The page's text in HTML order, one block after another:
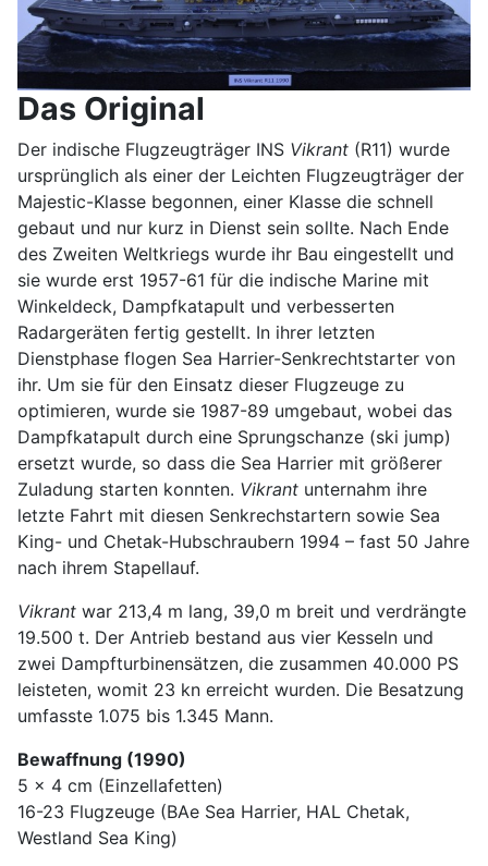
Das Original
Der indische Flugzeugträger INS Vikrant (R11) wurde
ursprünglich als einer der Leichten Flugzeugträger der
Majestic-Klasse begonnen, einer Klasse die schnell
gebaut und nur kurz in Dienst sein sollte. Nach Ende
des Zweiten Weltkriegs wurde ihr Bau eingestellt und
sie wurde erst 1957-61 für die indische Marine mit
Winkeldeck, Dampfkatapult und verbesserten
Radargeräten fertig gestellt. In ihrer letzten
Dienstphase flogen Sea Harrier-Senkrechtstarter von
ihr. Um sie für den Einsatz dieser Flugzeuge zu
optimieren, wurde sie 1987-89 umgebaut, wobei das
Dampfkatapult durch eine Sprungschanze (ski jump)
ersetzt wurde, so dass die Sea Harrier mit größerer
Zuladung starten konnten. Vikrant unternahm ihre
letzte Fahrt mit diesen Senkrechstartern sowie Sea
King- und Chetak-Hubschraubern 1994 – fast 50 Jahre
nach ihrem Stapellauf.
Vikrant war 213,4 m lang, 39,0 m breit und verdrängte
19.500 t. Der Antrieb bestand aus vier Kesseln und
zwei Dampfturbinensätzen, die zusammen 40.000 PS
leisteten, womit 23 kn erreicht wurden. Die Besatzung
umfasste 1.075 bis 1.345 Mann.
Bewaffnung (1990)
5 x 4 cm (Einzellafetten)
16-23 Flugzeuge (BAe Sea Harrier, HAL Chetak,
Westland Sea King)